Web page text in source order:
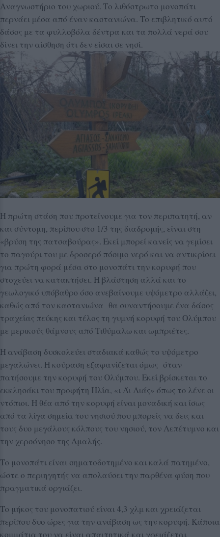
Αναγνωστήριο του χωριού. Το λιθόστρωτο μονοπάτι
περνάει μέσα από έναν καστανιώνα. Το επιβλητικό αυτό
δάσος με τα φυλλοβόλα δέντρα και τα πολλά νερά σου
δίνει την αίσθηση ότι δεν είσαι σε νησί.
Η πρώτη στάση που προτείνουμε για τον περιπατητή, αν
και σύντομη, περίπου στο 1/3 της διαδρομής, είναι στη
«βρύση της πατσαβούρας». Εκεί μπορεί κανείς να γεμίσει
το παγούρι του με δροσερό πόσιμο νερό και να αντικρίσει
για πρώτη φορά μέσα στο μονοπάτι την κορυφή που
στοχεύει να κατακτήσει. Η βλάστηση αλλά και το
γεωλογικό υπόβαθρο όσο ανεβαίνουμε υψόμετρο αλλάζει,
καθώς από τον καστανιώνα θα συναντήσουμε ένα δάσος
τραχείας πεύκης και τέλος τη γυμνή κορυφή του Ολύμπου
με μερικούς θάμνους από Τιθύμαλω και ωμπριέτες.
Η ανάβαση δυσκολεύει σταδιακά καθώς το υψόμετρο
μεγαλώνει. Η κούραση εξαφανίζεται όμως όταν
πατήσουμε την κορυφή του Ολύμπου. Εκεί βρίσκεται το
εκκλησάκι του προφήτη Ηλία, «ι Άι Λιάς» όπως το λένε οι
ντόπιοι. Η θέα από την κορυφή είναι μοναδική και ίσως
από τα λίγα σημεία του νησιού που μπορείς να δεις και
τους δυο μεγάλους κόλπους του νησιού, τον Λεπέτυμνο και
την χερσόνησο της Αμαλής.
Το μονοπάτι είναι σηματοδοτημένο και καλά πατημένο,
ώστε ο περιηγητής να απολαύσει την παρθένα φύση που
πραγματικά οργιάζει.
Το μήκος του μονοπατιού είναι 4,3 χλμ και χρειάζεται
περίπου δυο ώρες για την ανάβαση ως την κορυφή. Κάποια
κομμάτια του να είναι απαιτητικά και χρειάζεται